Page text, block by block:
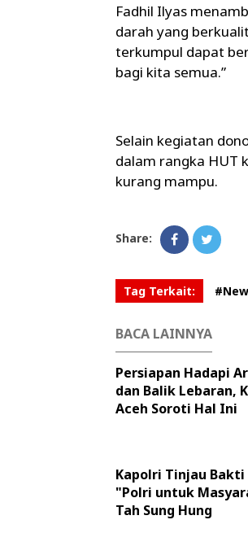
Fadhil Ilyas
darah yang
terkumpul dapat
bagi kita semua.”
Selain kegiatan
dalam rangka HUT
kurang mampu.
Share:
Tag Terkait:
BACA LAINNYA
Persiapan Hadapi
dan Balik Lebaran,
Aceh Soroti Hal Ini
Kapolri Tinjau Bakti
"Polri untuk
Tah Sung Hung